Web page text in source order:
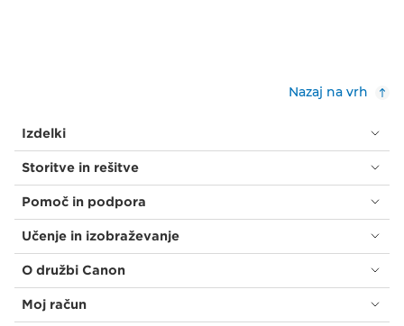
Nazaj na vrh
Izdelki
Storitve in rešitve
Pomoč in podpora
Učenje in izobraževanje
O družbi Canon
Moj račun